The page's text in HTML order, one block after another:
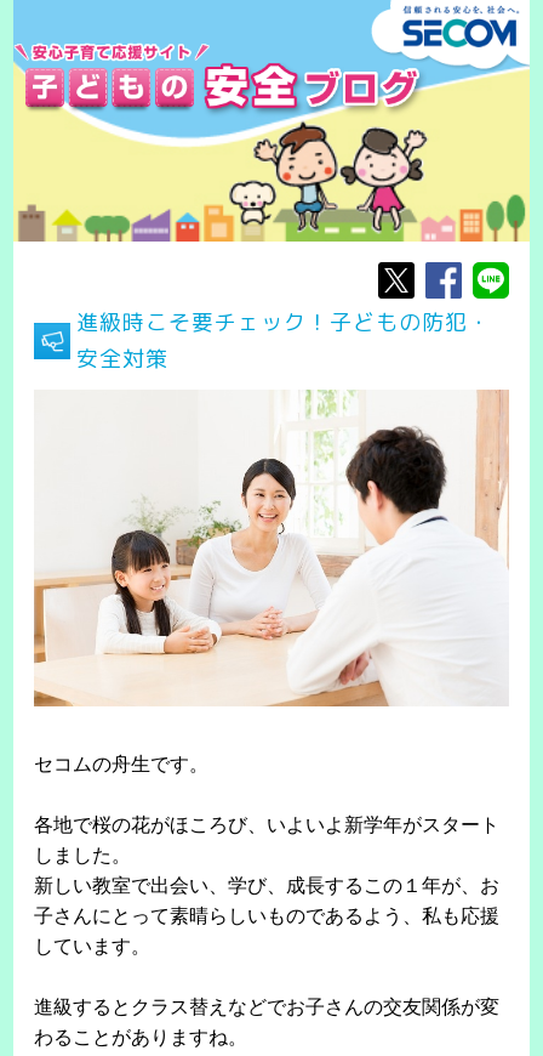
進級時こそ要チェック！子どもの防犯・
安全対策
セコムの舟生です。
各地で桜の花がほころび、いよいよ新学年がスタート
しました。
新しい教室で出会い、学び、成長するこの１年が、お
子さんにとって素晴らしいものであるよう、私も応援
しています。
進級するとクラス替えなどでお子さんの交友関係が変
わることがありますね。